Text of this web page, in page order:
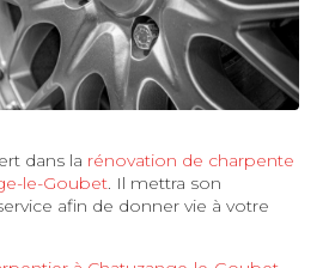
dans la rénovation de charpente
le-Goubet. Il mettra son
afin de donner vie à votre